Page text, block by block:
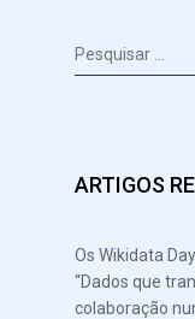
Pesquisar
por:
ARTIGOS
Os Wikidata
“Dados que
colaboração